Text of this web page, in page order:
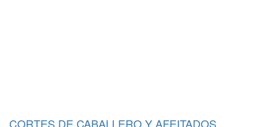
CORTES DE CABALLERO Y AFEITADOS